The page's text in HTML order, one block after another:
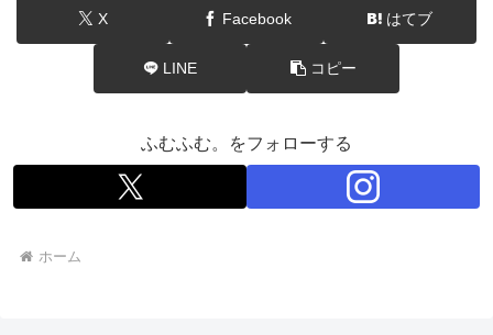
X Facebook はてブ
LINE コピー
ふむふむ。をフォローする
ホーム